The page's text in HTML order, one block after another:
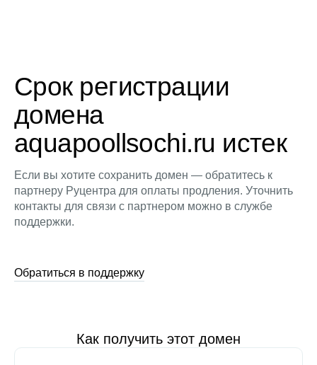
Срок регистрации
домена
aquapoollsochi.ru истек
Если вы хотите сохранить домен — обратитесь к
партнеру Руцентра для оплаты продления. Уточнить
контакты для связи с партнером можно в службе
поддержки.
Обратиться в поддержку
Как получить этот домен